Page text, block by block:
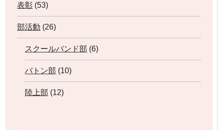
表彰 (53)
部活動 (26)
スクールバンド部 (6)
バトン部 (10)
陸上部 (12)